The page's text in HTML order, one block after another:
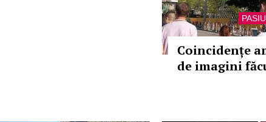
Coincidențe
de imagini